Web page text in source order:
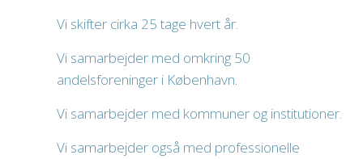
Vi skifter cirka 25 tage hvert år.
Vi samarbejder med omkring 50
andelsforeninger i København.
Vi samarbejder med kommuner og institutioner.
Vi samarbejder også med professionelle